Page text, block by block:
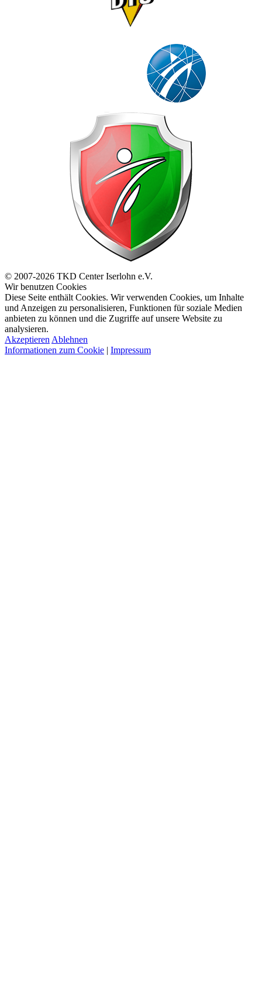
© 2007-2026 TKD Center Iserlohn e.V.
Wir benutzen Cookies
Diese Seite enthält Cookies. Wir verwenden Cookies, um Inhalte
und Anzeigen zu personalisieren, Funktionen für soziale Medien
anbieten zu können und die Zugriffe auf unsere Website zu
analysieren.
Akzeptieren Ablehnen
Informationen zum Cookie | Impressum